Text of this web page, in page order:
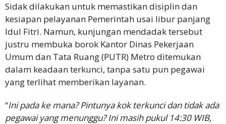
Sidak dilakukan untuk memastikan disiplin dan
kesiapan pelayanan Pemerintah usai libur panjang
Idul Fitri. Namun, kunjungan mendadak tersebut
justru membuka borok Kantor Dinas Pekerjaan
Umum dan Tata Ruang (PUTR) Metro ditemukan
dalam keadaan terkunci, tanpa satu pun pegawai
yang terlihat memberikan layanan.
“Ini pada ke mana? Pintunya kok terkunci dan tidak ada
pegawai yang menunggu? Ini masih pukul 14:30 WIB,